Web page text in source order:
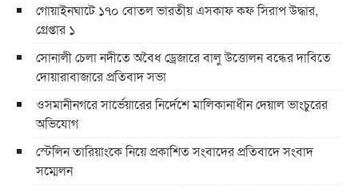
গোয়াইনঘাটে ১৭০ বোতল ভারতীয় এসকাফ কফ সিরাপ উদ্ধার,
গ্রেপ্তার ১
সোনালী চেলা নদীতে অবৈধ ড্রেজারে বালু উত্তোলন বন্ধের দাবিতে
দোয়ারাবাজারে প্রতিবাদ সভা
ওসমানীনগরে সার্ভেয়ারের নির্দেশে মালিকানাধীন দেয়াল ভাংচুরের
অভিযোগ
স্টেলিন তারিয়াংকে নিয়ে প্রকাশিত সংবাদের প্রতিবাদে সংবাদ
সম্মেলন